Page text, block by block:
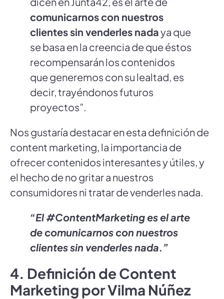
comunicarnos con nuestros
clientes sin venderles nadaya que
se basa en la creencia de que éstos
recompensarán los contenidos
que generemos con su lealtad, es
decir, trayéndonos futuros
proyectos”.
Nos gustaría destacar en esta definición de
content marketing, la importancia de
ofrecer contenidos interesantes y útiles, y
el hecho de no gritar a nuestros
consumidores ni tratar de venderles nada.
“El #ContentMarketing es el arte
de comunicarnos con nuestros
clientes sin venderles nada.”
4. Definición de Content
Marketing por Vilma Núñez